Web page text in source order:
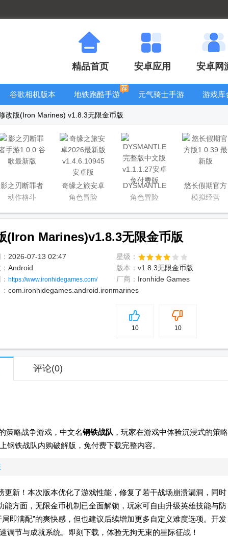
精品首页 安卓应用 安卓网
谷歌相机版本
地铁跑酷手游
元气骑士手游
游戏库
改版(Iron Marines) v1.8.3无限金币版
影之刃断罪者
手游
动作格斗
奇缘之旅安卓
2026最新版
角色冒险
DYSMANTLE
完整版中文版
角色冒险
悠长假期官方
版
模拟经营
(Iron Marines)v1.8.3无限金币版
2026-07-13 02:47
星级：
Android 版本： v1.8.3无限金币版
https://www.ironhidegames.com/ 厂商： Ironhide Games
com.ironhidegames.android.ironmarines
5
10 10
评论(0)
策略战争游戏，中文名钢铁战队 ，玩家在游戏中体验沉浸式的策略
铁战队内购破解版，免付费下载完整内容。
新！本次版本优化了游戏性能，修复了若干战场崩溃漏洞，同时
能方面，无限金币机制已全面解锁，玩家可自由升级英雄技能与防
即满配”的爽快感，但也建议后续增加更多自定义难度选项。开发
调节与成就系统。即刻下载，体验无拘无束的星际征战！